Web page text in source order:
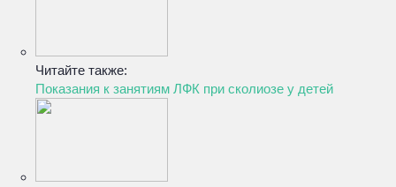
Читайте также:
Показания к занятиям ЛФК при сколиозе у детей